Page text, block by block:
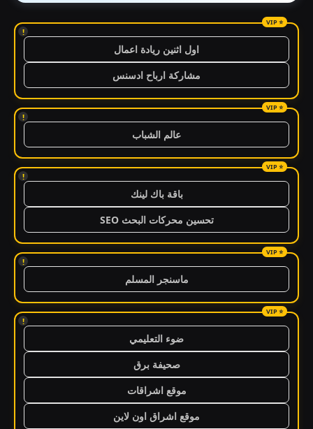
!
اول اثنين ريادة اعمال
مشاركة ارباح ادسنس
!
عالم الشباب
!
باقة باك لينك
تحسين محركات البحث SEO
!
ماسنجر المسلم
!
ضوء التعليمي
صحيفة برق
موقع اشراقات
موقع اشراق اون لاين